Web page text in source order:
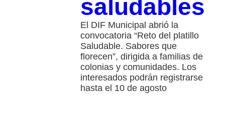
saludables
El DIF Municipal abrió la
convocatoria “Reto del platillo
Saludable. Sabores que
florecen”, dirigida a familias de
colonias y comunidades. Los
interesados podrán registrarse
hasta el 10 de agosto